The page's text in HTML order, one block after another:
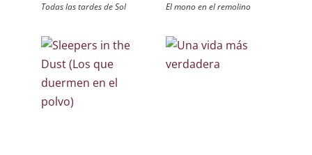
Todas las tardes de Sol El mono en el remolino